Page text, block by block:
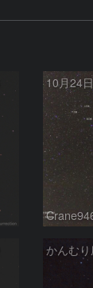
かんむり